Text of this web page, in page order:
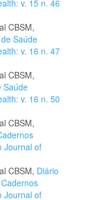
v. 15 n. 46
CBSM,
Saúde
v. 16 n. 47
CBSM,
Saúde
v. 16 n. 50
CBSM,
Journal of
CBSM, Diário
Cadernos
Journal of